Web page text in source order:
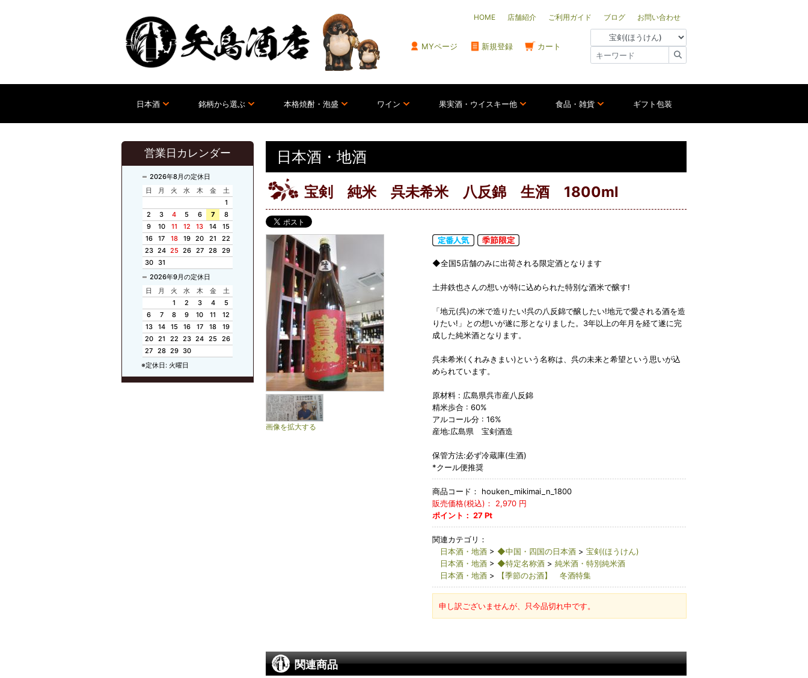
HOME 店舗紹介 ご利用ガイド ブログ お問い合わせ
MYページ 新規登録 カート
日本酒 銘柄から選ぶ 本格焼酎・泡盛 ワイン 果実酒・ウイスキー他 食品・雑貨 ギフト包装
営業日カレンダー
2026年8月の定休日
日
月 火 水 木 金
土
1
2
3 4 5 6 7
8
9
10 11 12 13 14
15
16
17 18 19 20 21
22
23 24 25 26 27 28 29
30
31
2026年9月の定休日
日
月 火 水 木 金
土
1
2 3 4
5
6
7 8 9 10 11
12
13
14 15 16 17 18
19
20
21 22 23 24 25 26
27 28 29 30
※定休日: 火曜日
日本酒・地酒
宝剣 純米 呉未希米 八反錦 生酒 1800ml
画像を拡大する
◆全国5店舗のみに出荷される限定酒となります
土井鉄也さんの想いが特に込められた特別な酒米で醸す!
「地元(呉)の米で造りたい!呉の八反錦で醸したい!地元で愛される酒を造
りたい!」との想いが遂に形となりました。3年以上の年月を経て遂に完
成した純米酒となります。
呉未希米(くれみきまい)という名称は、呉の未来と希望という思いが込
められています。
原材料 : 広島県呉市産八反錦
精米歩合 : 60%
アルコール分 : 16%
産地:広島県 宝剣酒造
保管方法:必ず冷蔵庫(生酒)
*クール便推奨
商品コード：
houken_mikimai_n_1800
販売価格(税込)：
2,970円
ポイント： 27Pt
関連カテゴリ：
日本酒・地酒> ◆中国・四国の日本酒> 宝剣(ほうけん)
日本酒・地酒> ◆特定名称酒> 純米酒・特別純米酒
日本酒・地酒> 【季節のお酒】 冬酒特集
申し訳ございませんが、只今品切れ中です。
関連商品